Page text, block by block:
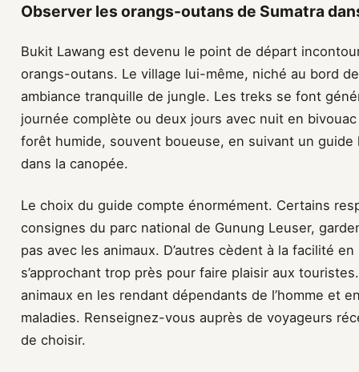
Observer les orangs-outans de Sumatra
Bukit Lawang est devenu le point de départ
orangs-outans. Le village lui-même, niché au bord
ambiance tranquille de jungle. Les treks se font
journée complète ou deux jours avec nuit en
forêt humide, souvent boueuse, en suivant un
dans la canopée.
Le choix du guide compte énormément. Certains
consignes du parc national de Gunung Leuser,
pas avec les animaux. D’autres cèdent à la facilité
s’approchant trop près pour faire plaisir aux
animaux en les rendant dépendants de l’homme et
maladies. Renseignez-vous auprès de voyageurs
de choisir.